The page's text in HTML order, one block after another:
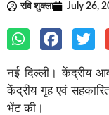
रवि शुक्ला July 26,
नई दिल्ली। केंद्रीय
केंद्रीय गृह एवं
भेंट की।